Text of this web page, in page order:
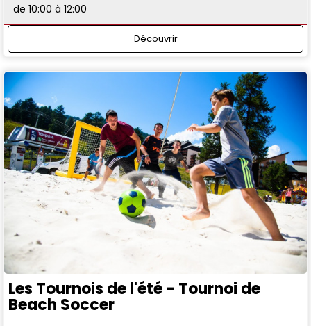
de 10:00 à 12:00
Découvrir
Les Tournois de l'été - Tournoi de
Beach Soccer